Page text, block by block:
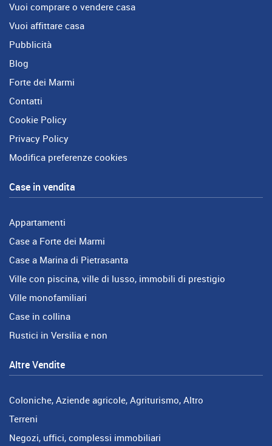
Vuoi comprare o vendere casa
Vuoi affittare casa
Pubblicità
Blog
Forte dei Marmi
Contatti
Cookie Policy
Privacy Policy
Modifica preferenze cookies
Case in vendita
Appartamenti
Case a Forte dei Marmi
Case a Marina di Pietrasanta
Ville con piscina, ville di lusso, immobili di prestigio
Ville monofamiliari
Case in collina
Rustici in Versilia e non
Altre Vendite
Coloniche, Aziende agricole, Agriturismo, Altro
Terreni
Negozi, uffici, complessi immobiliari